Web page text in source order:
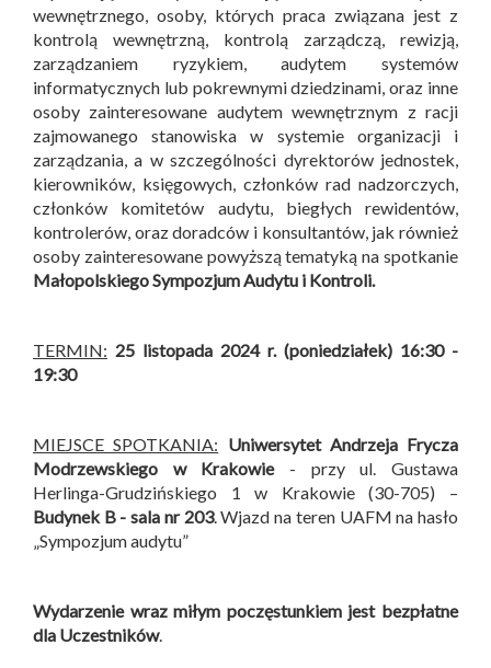
wewnętrznego, osoby, których praca związana jest z
kontrolą wewnętrzną, kontrolą zarządczą, rewizją,
zarządzaniem ryzykiem, audytem systemów
informatycznych lub pokrewnymi dziedzinami, oraz inne
osoby zainteresowane audytem wewnętrznym z racji
zajmowanego stanowiska w systemie organizacji i
zarządzania, a w szczególności dyrektorów jednostek,
kierowników, księgowych, członków rad nadzorczych,
członków komitetów audytu, biegłych rewidentów,
kontrolerów, oraz doradców i konsultantów, jak również
osoby zainteresowane powyższą tematyką na spotkanie
Małopolskiego Sympozjum Audytu i Kontroli.
TERMIN: 25 listopada 2024 r. (poniedziałek) 16:30 -
19:30
MIEJSCE SPOTKANIA: Uniwersytet Andrzeja Frycza
Modrzewskiego w Krakowie- przy ul. Gustawa
Herlinga-Grudzińskiego 1 w Krakowie (30-705) –
Budynek B - sala nr 203. Wjazd na teren UAFM na hasło
„Sympozjum audytu”
Wydarzenie wraz miłym poczęstunkiem jest bezpłatne
dla Uczestników.